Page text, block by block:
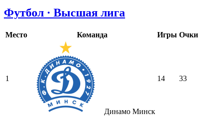
Футбол · Высшая лига
Место Команда Игры Очки
1
Динамо Минск
14 33